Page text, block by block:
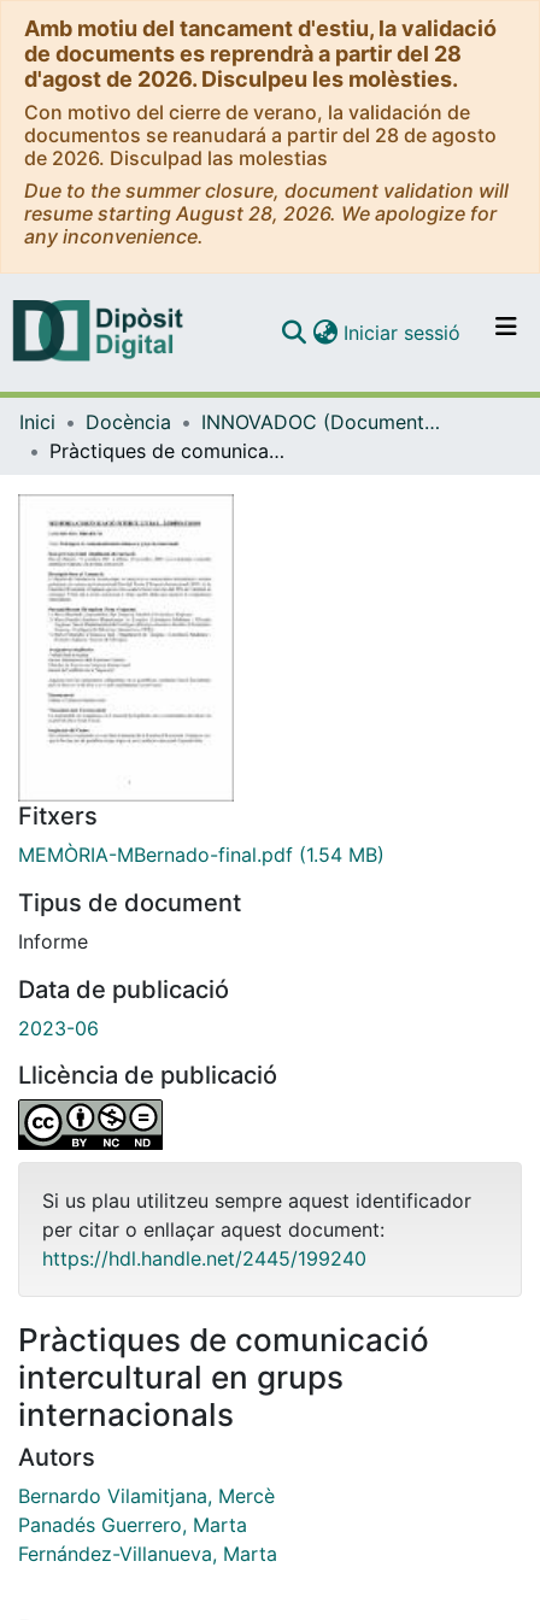
Amb motiu del tancament d'estiu, la validació
de documents es reprendrà a partir del 28
d'agost de 2026. Disculpeu les molèsties.
Con motivo del cierre de verano, la validación de
documentos se reanudará a partir del 28 de agosto
de 2026. Disculpad las molestias
Due to the summer closure, document validation will
resume starting August 28, 2026. We apologize for
any inconvenience.
Navega per tot el DD
Iniciar sessió (current)
Inici Docència
INNOVADOC (Documents d'Innovació Docent)
Pràctiques de comunicació intercultural en grups internacionals
Fitxers
MEMÒRIA-MBernado-final.pdf (1.54 MB)
Tipus de document
Informe
Data de publicació
2023-06
Llicència de publicació
Si us plau utilitzeu sempre aquest identificador
per citar o enllaçar aquest document:
https://hdl.handle.net/2445/199240
Pràctiques de comunicació
intercultural en grups
internacionals
Autors
Bernardo Vilamitjana, Mercè
Panadés Guerrero, Marta
Fernández-Villanueva, Marta